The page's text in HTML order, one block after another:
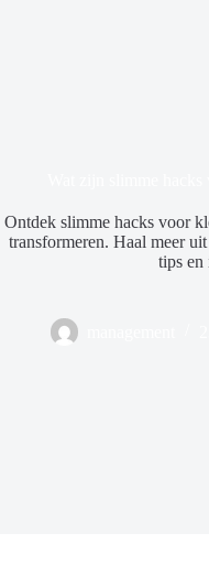
Ontdek slimme hacks voor
transformeren. Haal meer
tips en